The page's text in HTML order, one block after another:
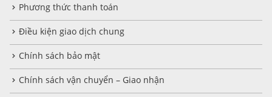
Phương thức thanh toán
Điều kiện giao dịch chung
Chính sách bảo mật
Chính sách vận chuyển – Giao nhận